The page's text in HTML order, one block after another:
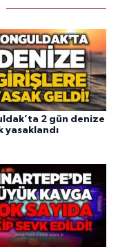
2 gün denize
yasaklandı